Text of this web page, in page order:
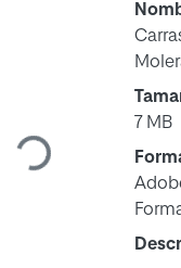
Cargando...
7 MB